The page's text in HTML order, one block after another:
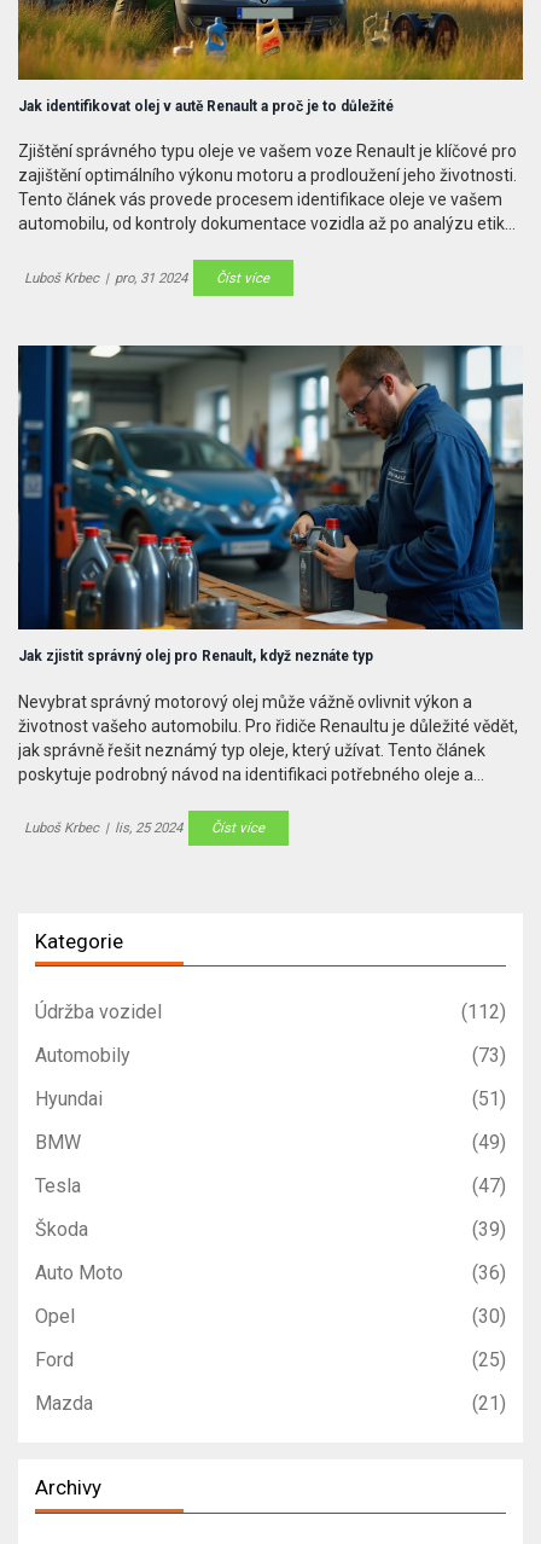
Jak identifikovat olej v autě Renault a proč je to důležité
Zjištění správného typu oleje ve vašem voze Renault je klíčové pro
zajištění optimálního výkonu motoru a prodloužení jeho životnosti.
Tento článek vás provede procesem identifikace oleje ve vašem
automobilu, od kontroly dokumentace vozidla až po analýzu etiket
hladinu oleje a kdy olej měnit. Správná volba oleje nejen chrání
motor, ale může také zlepšit spotřebu paliva a snížit emise.
Luboš Krbec | pro, 31 2024 Číst více
Jak zjistit správný olej pro Renault, když neznáte typ
Nevybrat správný motorový olej může vážně ovlivnit výkon a
životnost vašeho automobilu. Pro řidiče Renaultu je důležité vědět,
jak správně řešit neznámý typ oleje, který užívat. Tento článek
poskytuje podrobný návod na identifikaci potřebného oleje a
oleje tak klíčová pro vás i vaše auto.
Luboš Krbec | lis, 25 2024 Číst více
Kategorie
Údržba vozidel
(112)
Automobily
(73)
Hyundai
(51)
BMW
(49)
Tesla
(47)
Škoda
(39)
Auto Moto
(36)
Opel
(30)
Ford
(25)
Mazda
(21)
Archivy